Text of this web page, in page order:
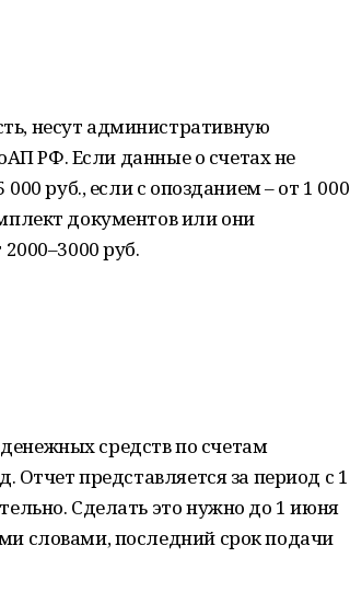
несут административную
РФ. Если данные о счетах не
руб., если с опозданием – от 1 000
документов или они
руб.
средств по счетам
Отчет представляется за период с 1
Сделать это нужно до 1 июня
словами, последний срок подачи